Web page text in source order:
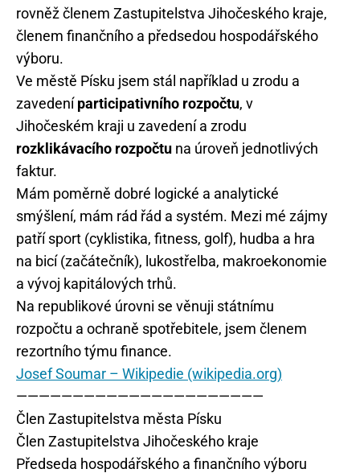
rovněž členem Zastupitelstva Jihočeského kraje,
členem finančního a předsedou hospodářského
výboru.
Ve městě Písku jsem stál například u zrodu a
zavedeníparticipativního rozpočtu, v
Jihočeském kraji u zavedení a zrodu
rozklikávacího rozpočtu na úroveň jednotlivých
faktur.
Mám poměrně dobré logické a analytické
smýšlení, mám rád řád a systém. Mezi mé zájmy
patří sport (cyklistika, fitness, golf), hudba a hra
na bicí (začátečník), lukostřelba, makroekonomie
a vývoj kapitálových trhů.
Na republikové úrovni se věnuji státnímu
rozpočtu a ochraně spotřebitele, jsem členem
rezortního týmu finance.
Josef Soumar – Wikipedie (wikipedia.org)
——————————————————————
Člen Zastupitelstva města Písku
Člen Zastupitelstva Jihočeského kraje
Předseda hospodářského a finančního výboru